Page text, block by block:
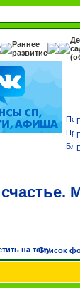
Раннее
развитие
Список